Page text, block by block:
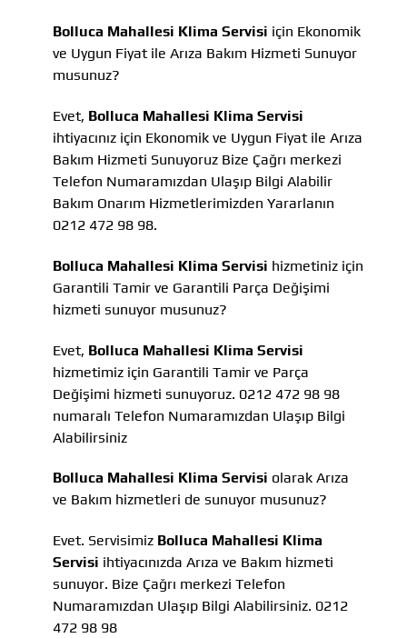
Bolluca Mahallesi Klima Servisi için Ekonomik
ve Uygun Fiyat ile Arıza Bakım Hizmeti Sunuyor
musunuz?
Evet, Bolluca Mahallesi Klima Servisi
ihtiyacınız için Ekonomik ve Uygun Fiyat ile Arıza
Bakım Hizmeti Sunuyoruz Bize Çağrı merkezi
Telefon Numaramızdan Ulaşıp Bilgi Alabilir
Bakım Onarım Hizmetlerimizden Yararlanın
0212 472 98 98.
Bolluca Mahallesi Klima Servisi hizmetiniz için
Garantili Tamir ve Garantili Parça Değişimi
hizmeti sunuyor musunuz?
Evet, Bolluca Mahallesi Klima Servisi
hizmetimiz için Garantili Tamir ve Parça
Değişimi hizmeti sunuyoruz. 0212 472 98 98
numaralı Telefon Numaramızdan Ulaşıp Bilgi
Alabilirsiniz
Bolluca Mahallesi Klima Servisi olarak Arıza
ve Bakım hizmetleri de sunuyor musunuz?
Evet. Servisimiz Bolluca Mahallesi Klima
Servisi ihtiyacınızda Arıza ve Bakım hizmeti
sunuyor. Bize Çağrı merkezi Telefon
Numaramızdan Ulaşıp Bilgi Alabilirsiniz. 0212
472 98 98